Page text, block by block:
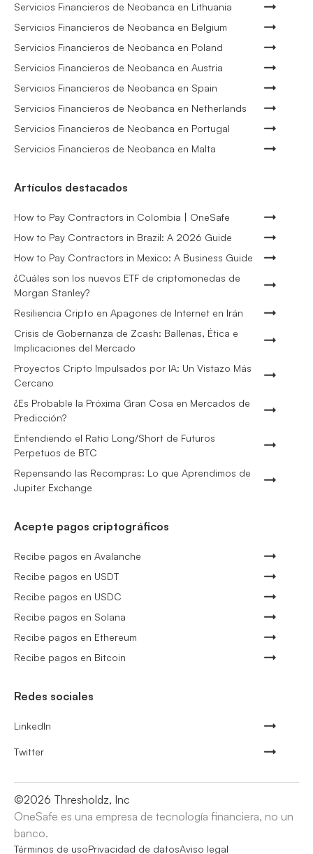
Servicios Financieros de Neobanca en Lithuania
Servicios Financieros de Neobanca en Belgium
Servicios Financieros de Neobanca en Poland
Servicios Financieros de Neobanca en Austria
Servicios Financieros de Neobanca en Spain
Servicios Financieros de Neobanca en Netherlands
Servicios Financieros de Neobanca en Portugal
Servicios Financieros de Neobanca en Malta
Artículos destacados
How to Pay Contractors in Colombia | OneSafe
How to Pay Contractors in Brazil: A 2026 Guide
How to Pay Contractors in Mexico: A Business Guide
¿Cuáles son los nuevos ETF de criptomonedas de
Morgan Stanley?
Resiliencia Cripto en Apagones de Internet en Irán
Crisis de Gobernanza de Zcash: Ballenas, Ética e
Implicaciones del Mercado
Proyectos Cripto Impulsados por IA: Un Vistazo Más
Cercano
¿Es Probable la Próxima Gran Cosa en Mercados de
Predicción?
Entendiendo el Ratio Long/Short de Futuros
Perpetuos de BTC
Repensando las Recompras: Lo que Aprendimos de
Jupiter Exchange
Acepte pagos criptográficos
Recibe pagos en Avalanche
Recibe pagos en USDT
Recibe pagos en USDC
Recibe pagos en Solana
Recibe pagos en Ethereum
Recibe pagos en Bitcoin
Redes sociales
LinkedIn
Twitter
©2026 Thresholdz, Inc
OneSafe es una empresa de tecnología financiera, no un
banco.
Términos de usoPrivacidad de datosAviso legal